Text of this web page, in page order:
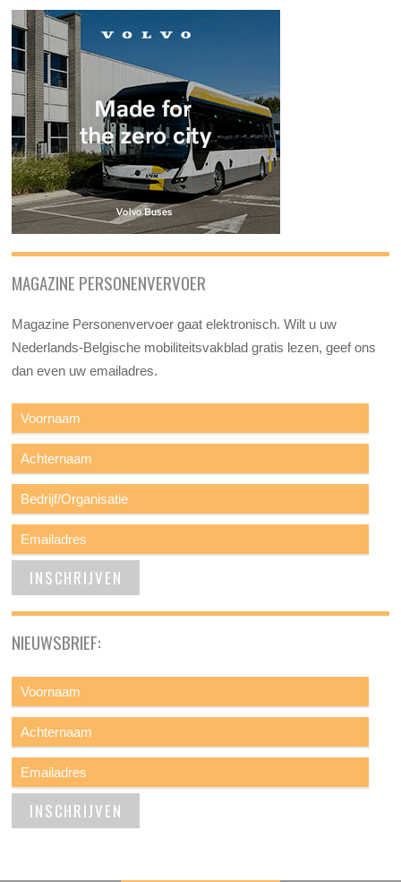
MAGAZINE PERSONENVERVOER
Magazine Personenvervoer gaat elektronisch. Wilt u uw
Nederlands-Belgische mobiliteitsvakblad gratis lezen, geef ons
dan even uw emailadres.
NIEUWSBRIEF: